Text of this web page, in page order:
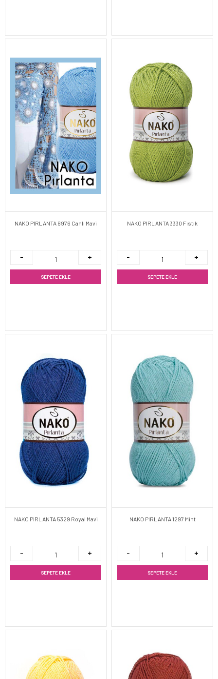
NAKO PIRLANTA 6976 Canlı Mavi
SEPETE EKLE
NAKO PIRLANTA 3330 Fıstık
SEPETE EKLE
NAKO PIRLANTA 5329 Royal Mavi
SEPETE EKLE
NAKO PIRLANTA 1297 Mint
SEPETE EKLE